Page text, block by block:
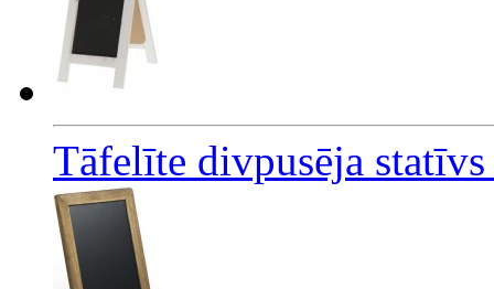
Tāfelīte divpusēja